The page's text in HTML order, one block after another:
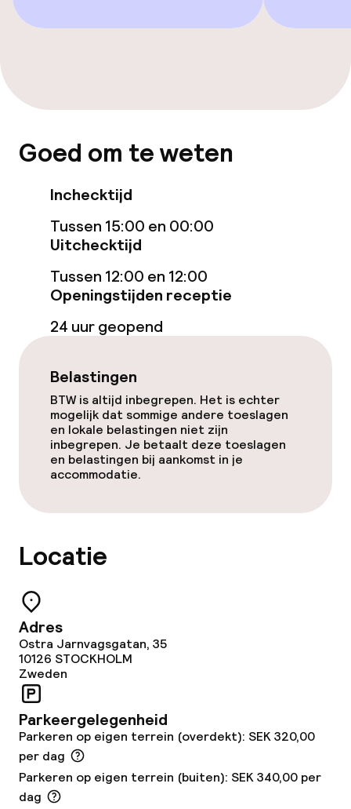
Zwemmen & wellness
Zoetwater binnenzwembad
Verwarmd buitenzwembad
Buitenzwembad op het dak
Ligstoelen
Spacentrum
Spa behandelingen
Massage
Fitnessruimte / gym
Entertainment
Zonneterras
Eet- en drinkgelegenheden
Restaurant
Eet- en drinkdiensten
Ontbijtbuffet
Goed om te weten
Inchecktijd
Tussen 15:00 en 00:00
Uitchecktijd
Tussen 12:00 en 12:00
Openingstijden receptie
24 uur geopend
Belastingen
BTW is altijd inbegrepen. Het is echter
mogelijk dat sommige andere toeslagen
en lokale belastingen niet zijn
inbegrepen. Je betaalt deze toeslagen
en belastingen bij aankomst in je
accommodatie.
Locatie
Adres
Ostra Jarnvagsgatan, 35
10126 STOCKHOLM
Zweden
Parkeergelegenheid
Parkeren op eigen terrein (overdekt): SEK 320,00
per dag
Parkeren op eigen terrein (buiten): SEK 340,00 per
dag